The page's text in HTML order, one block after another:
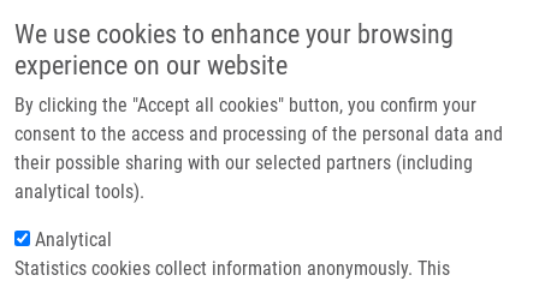
We use cookies to enhance your browsing
experience on our website
By clicking the "Accept all cookies" button, you confirm your
consent to the access and processing of the personal data and
their possible sharing with our selected partners (including
analytical tools).
Analytical
Statistics cookies collect information anonymously. This
Header image